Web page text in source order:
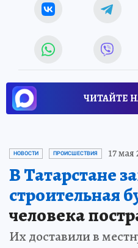
ЧИТАЙТЕ
НОВОСТИ ПРОИСШЕСТВИЯ 17 мая
В Татарстане
строительная
человека
Их доставили в